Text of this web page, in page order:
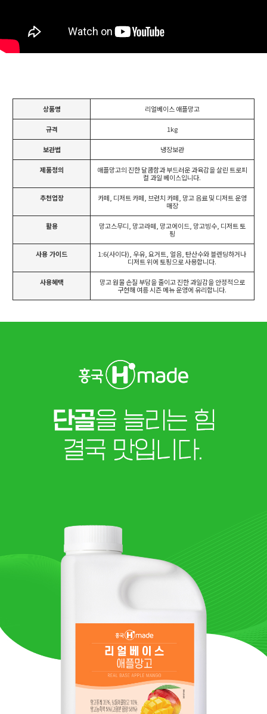
상품명 리얼베이스 애플망고
규격 1kg
보관법 냉장보관
제품정의
애플망고의 진한 달콤함과 부드러운 과육감을 살린 트로피
컬 과일 베이스입니다.
추천업장
카페, 디저트 카페, 브런치 카페, 망고 음료 및 디저트 운영
매장
활용
망고스무디, 망고라떼, 망고에이드, 망고빙수, 디저트 토
핑
사용 가이드
1:6(사이다), 우유, 요거트, 얼음, 탄산수와 블렌딩하거나
디저트 위에 토핑으로 사용합니다.
사용혜택
망고 원물 손질 부담을 줄이고 진한 과일감을 안정적으로
구현해 여름 시즌 메뉴 운영에 유리합니다.